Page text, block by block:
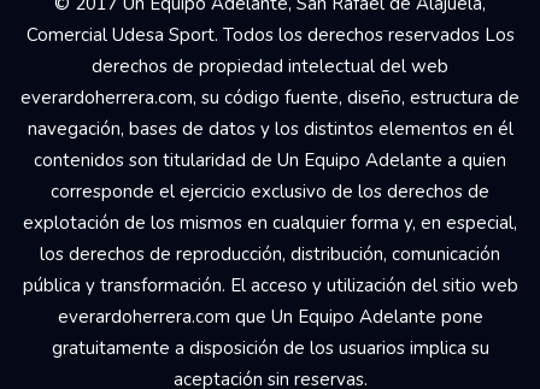
Comercial Udesa Sport. Todos los derechos reservados Los
derechos de propiedad intelectual del web
everardoherrera.com, su código fuente, diseño, estructura de
navegación, bases de datos y los distintos elementos en él
contenidos son titularidad de Un Equipo Adelante a quien
corresponde el ejercicio exclusivo de los derechos de
explotación de los mismos en cualquier forma y, en especial,
los derechos de reproducción, distribución, comunicación
pública y transformación. El acceso y utilización del sitio web
everardoherrera.com que Un Equipo Adelante pone
gratuitamente a disposición de los usuarios implica su
aceptación sin reservas.